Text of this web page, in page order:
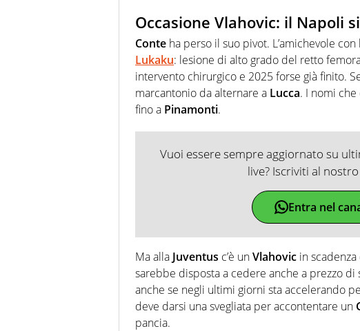
Occasione Vlahovic: il Napoli
Conte ha perso il suo pivot. L’amichevole con
Lukaku: lesione di alto grado del retto
intervento chirurgico e 2025 forse già finito.
marcantonio da alternare a Lucca. I nomi
fino a Pinamonti.
Vuoi essere sempre aggiornato su
live? Iscriviti al
Entra nel
Ma alla Juventus c’è unVlahovic in
sarebbe disposta a cedere anche a prezzo di
anche se negli ultimi giorni sta accelerando
deve darsi una svegliata per accontentare un
pancia.